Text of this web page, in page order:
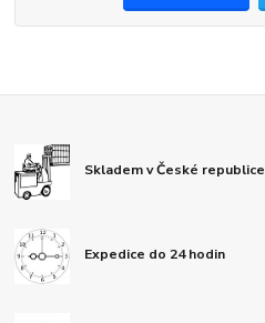
Skladem v České republice
Expedice do 24 hodin